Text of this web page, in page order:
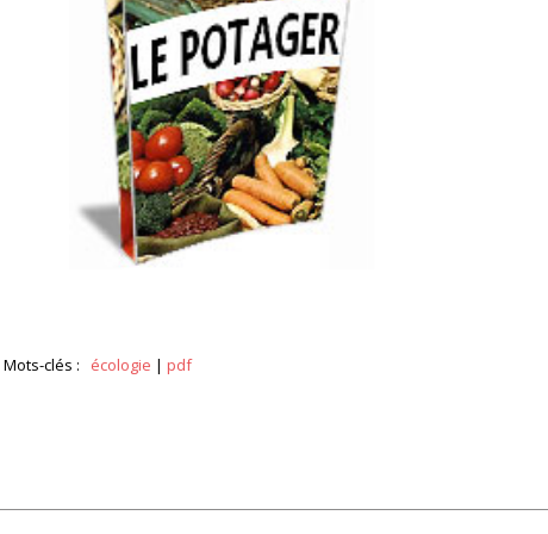
Mots-clés : écologie | pdf